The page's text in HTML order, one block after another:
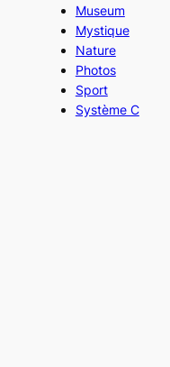
Museum
Mystique
Nature
Photos
Sport
Système C